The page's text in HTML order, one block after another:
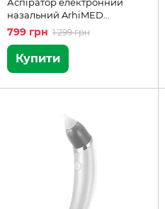
Аспіратор електронний
назальний ArhiMED
EcoBreath Basic
799 грн 1 299 грн
Купити